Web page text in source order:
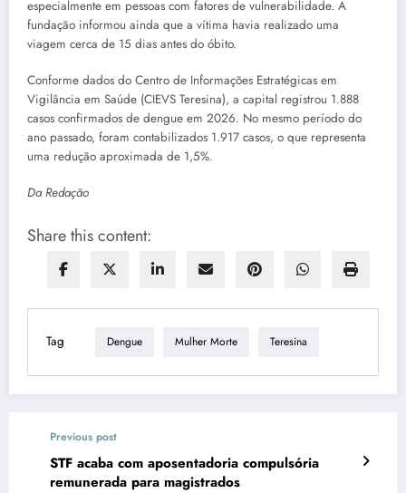
especialmente em pessoas com fatores de vulnerabilidade. A
fundação informou ainda que a vítima havia realizado uma
viagem cerca de 15 dias antes do óbito.
Conforme dados do Centro de Informações Estratégicas em
Vigilância em Saúde (CIEVS Teresina), a capital registrou 1.888
casos confirmados de dengue em 2026. No mesmo período do
ano passado, foram contabilizados 1.917 casos, o que representa
uma redução aproximada de 1,5%.
Da Redação
Share this content:
Tag Dengue Mulher Morte Teresina
Previous post
STF acaba com aposentadoria compulsória
remunerada para magistrados